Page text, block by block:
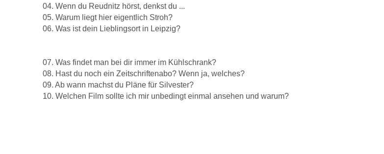
04. Wenn du Reudnitz hörst, denkst du ...
05. Warum liegt hier eigentlich Stroh?
06. Was ist dein Lieblingsort in Leipzig?
07. Was findet man bei dir immer im Kühlschrank?
08. Hast du noch ein Zeitschriftenabo? Wenn ja, welches?
09. Ab wann machst du Pläne für Silvester?
10. Welchen Film sollte ich mir unbedingt einmal ansehen und warum?